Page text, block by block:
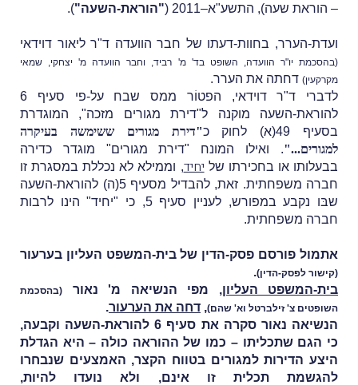
– הוראת שעה), התשע"א–2011 (
"הוראת-השעה").
ועדת-הערר, בחוות-דעתו של חבר הוועדה ד"ר ליאור דוידאי
(בהסכמת יו"ר הוועדה, השופט בד' מ' רביד, וחבר הוועדה מ' יצחקי, שמאי
מקרקעין) דחתה את הערר.
לדברי ד"ר דוידאי, הפטוֹר ממס שבח על-פי סעיף 6
להוראת-השעה מוקנה ל"דירת מגורים מזכה", המוגדרת
בסעיף 49(א) לחוק כ
"דירת מגורים ששימשה בעיקרה
למגורים...". ואילו המונח "דירת מגורים" מוגדר כדירה
בבעלותו או בחכירתו של יחיד, וממילא לא נכללת במסגרת זו
חברה משפחתית. זאת, להבדיל מסעיף 5(ה) להוראת-השעה
שבּו נקבע במפורש, לעניין סעיף 5, כי "יחיד" הינו לרבות
חברה משפחתית.
אתמול פורסם פסק-הדין של בית-המשפט העליון בערעור
(קישור לפסק-הדין)
.
בית-המשפט העליון, מפי הנשיאה מ' נאור
(בהסכמת
השופטים צ' זילברטל וא' שהם), דחה את הערעור.
הנשיאה נאור סקרה את סעיף 6 להוראת-השעה וקבעה,
כי הגם שתכליתו – כמו של ההוראה כולה – היא הגדלת
היצע הדירות למגורים בטווח הקצר, האמצעים שנבחרו
להגשמת תכלית זו אינם, ולא נועדו להיות,